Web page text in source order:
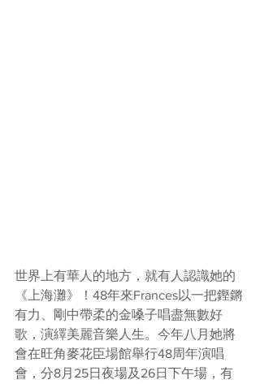
世界上有華人的地方，就有人認識她的
《上海灘》！48年來Frances以一把鏗鏘
有力、剛中帶柔的金嗓子唱盡無數好
歌，演繹美麗音樂人生。今年八月她將
會在旺角麥花臣場館舉行48周年演唱
會，分8月25日夜場及26日下午場，有